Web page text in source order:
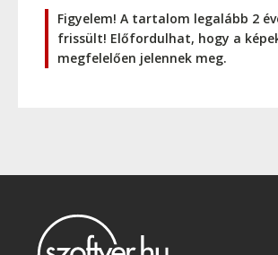
Figyelem! A tartalom legalább 2
frissült! Előfordulhat, hogy a
megfelelően jelennek meg.